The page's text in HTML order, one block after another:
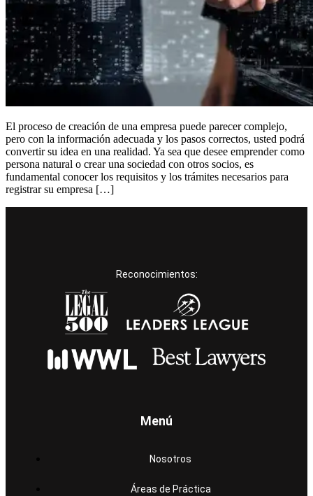
El proceso de creación de una empresa puede parecer complejo,
pero con la información adecuada y los pasos correctos, usted podrá
convertir su idea en una realidad. Ya sea que desee emprender como
persona natural o crear una sociedad con otros socios, es
fundamental conocer los requisitos y los trámites necesarios para
registrar su empresa […]
Reconocimientos:
Menú
Nosotros
Áreas de Práctica